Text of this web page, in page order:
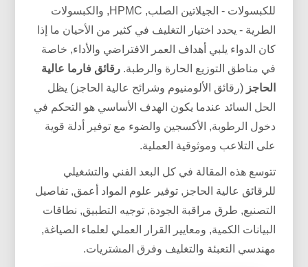
للكبسولات - الجيلاتين الصلب, HPMC, والكبسولات
الطرية - يحدد اختيار التغليف في كثير من الأحيان ما إذا
كان الدواء يلبي أهداف العمر الافتراضي والأداء, خاصة
في مناطق التوزيع الحارة والرطبة.رقائق فارما عالية
الحاجز (رقائق الألومنيوم وشرائح عالية الحاجز) يظل
الحل السائد عندما يكون الهدف الأساسي هو التحكم في
دخول الرطوبة, الأكسجين والضوء مع توفير أدلة قوية
على التلاعب وموثوقية العملية.
تتوسع هذه المقالة في كل البعد الفني والتشغيلي
للرقائق عالية الحاجز, توفير علوم المواد أعمق, تفاصيل
التصنيع, طرق مراقبة الجودة, توجيه التطبيق, نطاقات
البيانات الكمية, ومعايير القرار العملي لعلماء الصياغة,
مهندسي التعبئة والتغليف وفرق المشتريات.